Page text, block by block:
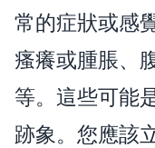
常的症狀或感
瘙癢或腫脹、
等。這些可能
跡象。您應該